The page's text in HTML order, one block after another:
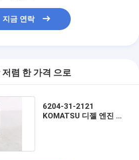
지금 연락
저렴 한 가격 으로
6204-31-2121
KOMATSU 디젤 엔진 피